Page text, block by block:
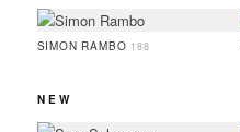
SIMON RAMBO 188
NEW